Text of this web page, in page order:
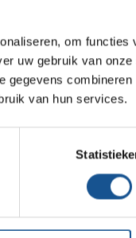
om functies
uw gebruik van
van hun services.
en klinieken
verbandkasten